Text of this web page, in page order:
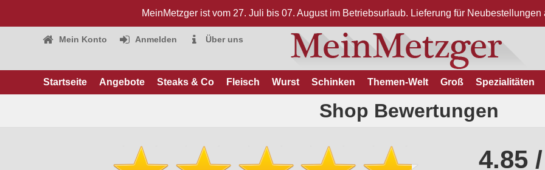
MeinMetzger ist vom 27. Juli bis 07. August im Betriebsurlaub. Lieferung für
Mein Konto Anmelden Über uns
Startseite Angebote Steaks & Co Fleisch Wurst Schinken Themen-Welt Groß Spezialitäten
Shop Bewertungen
4.85